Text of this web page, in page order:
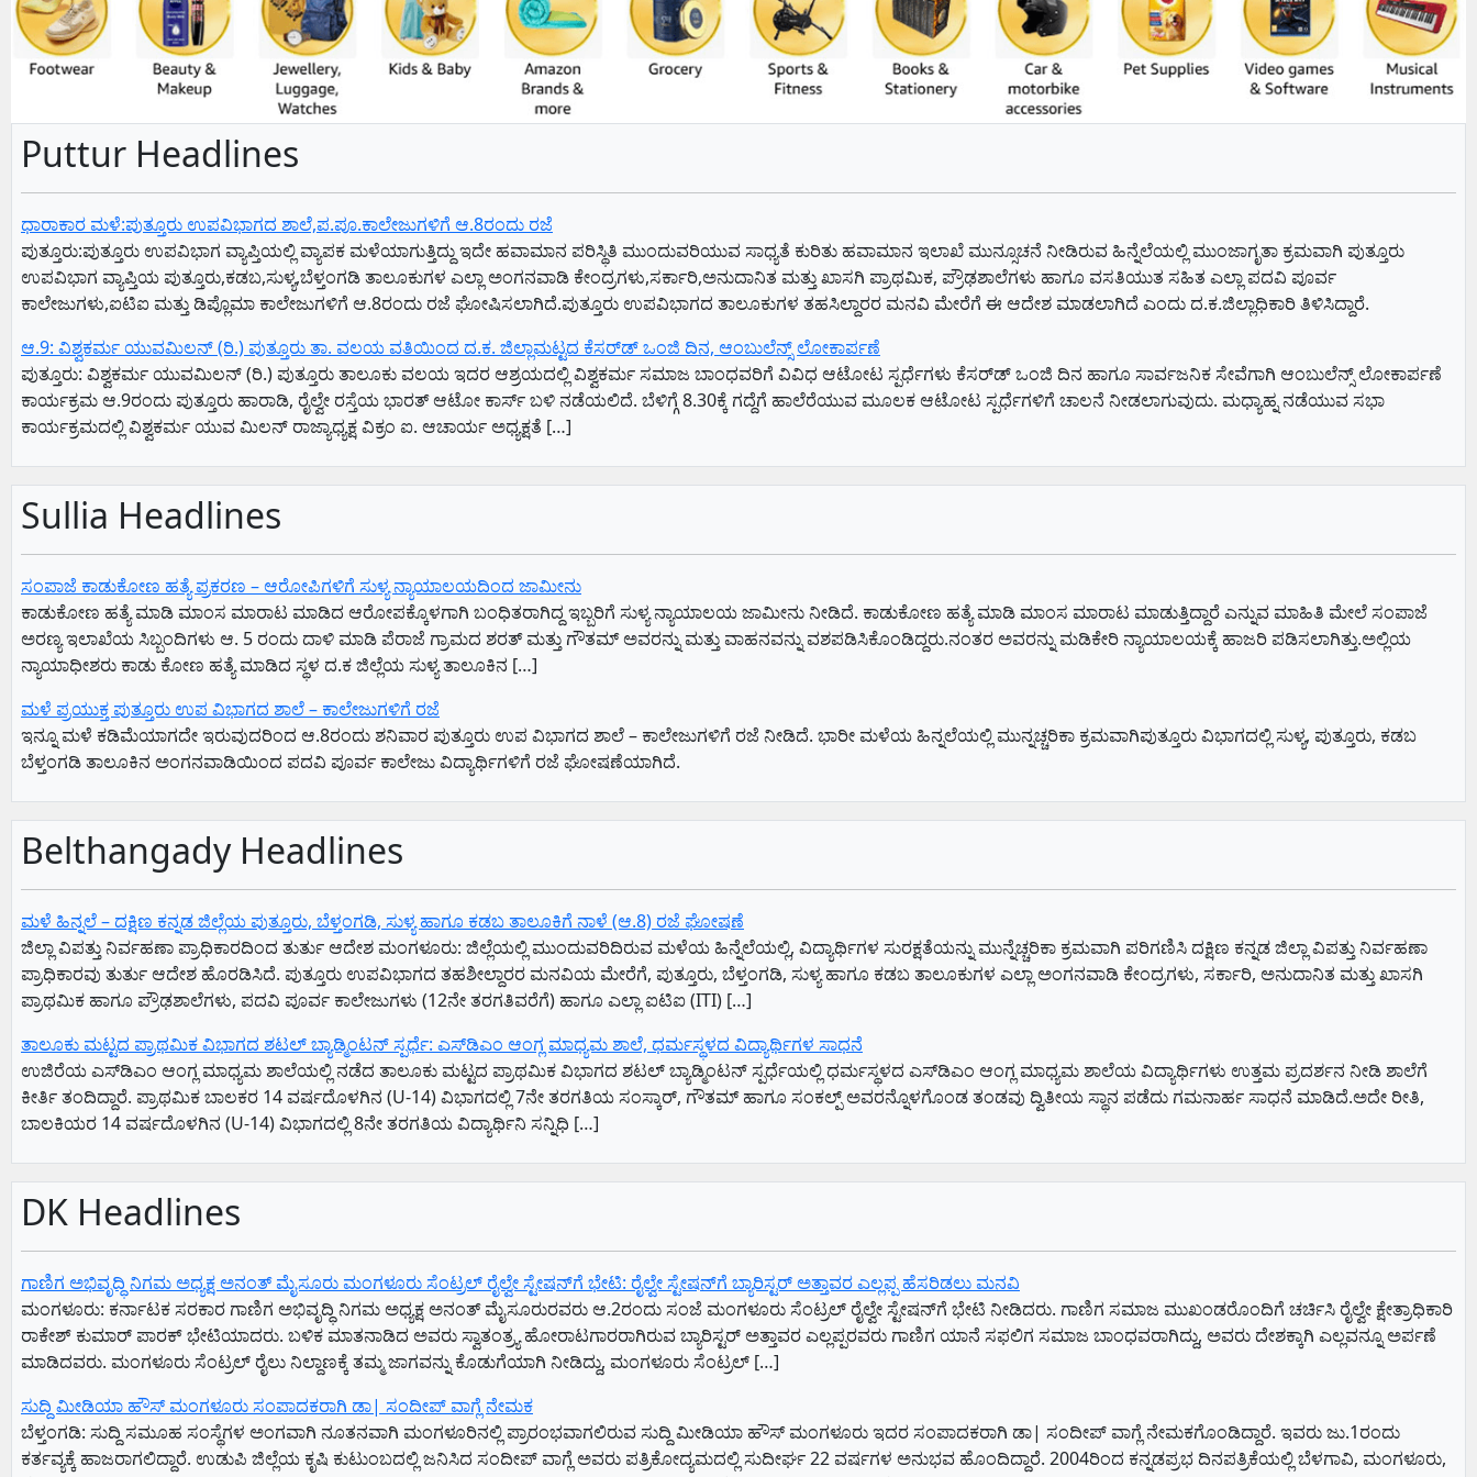
Puttur Headlines
ಧಾರಾಕಾರ ಮಳೆ:ಪುತ್ತೂರು ಉಪವಿಭಾಗದ ಶಾಲೆ,ಪ.ಪೂ.ಕಾಲೇಜುಗಳಿಗೆ ಆ.8ರಂದು ರಜೆ
ಪುತ್ತೂರು:ಪುತ್ತೂರು ಉಪವಿಭಾಗ ವ್ಯಾಪ್ತಿಯಲ್ಲಿ ವ್ಯಾಪಕ ಮಳೆಯಾಗುತ್ತಿದ್ದು ಇದೇ ಹವಾಮಾನ ಪರಿಸ್ಥಿತಿ ಮುಂದುವರಿಯುವ ಸಾಧ್ಯತೆ ಕುರಿತು ಹವಾಮಾನ ಇಲಾಖೆ ಮುನ್ಸೂಚನೆ ನೀಡಿರುವ ಹಿನ್ನೆಲೆಯಲ್ಲಿ ಮುಂಜಾಗೃತಾ ಕ್ರಮವಾಗಿ ಪುತ್ತೂರು
ಉಪವಿಭಾಗ ವ್ಯಾಪ್ತಿಯ ಪುತ್ತೂರು,ಕಡಬ,ಸುಳ್ಯ,ಬೆಳ್ತಂಗಡಿ ತಾಲೂಕುಗಳ ಎಲ್ಲಾ ಅಂಗನವಾಡಿ ಕೇಂದ್ರಗಳು,ಸರ್ಕಾರಿ,ಅನುದಾನಿತ ಮತ್ತು ಖಾಸಗಿ ಪ್ರಾಥಮಿಕ, ಪ್ರೌಢಶಾಲೆಗಳು ಹಾಗೂ ವಸತಿಯುತ ಸಹಿತ ಎಲ್ಲಾ ಪದವಿ ಪೂರ್ವ
ಕಾಲೇಜುಗಳು,ಐಟಿಐ ಮತ್ತು ಡಿಪ್ಲೊಮಾ ಕಾಲೇಜುಗಳಿಗೆ ಆ.8ರಂದು ರಜೆ ಘೋಷಿಸಲಾಗಿದೆ.ಪುತ್ತೂರು ಉಪವಿಭಾಗದ ತಾಲೂಕುಗಳ ತಹಸಿಲ್ದಾರರ ಮನವಿ ಮೇರೆಗೆ ಈ ಆದೇಶ ಮಾಡಲಾಗಿದೆ ಎಂದು ದ.ಕ.ಜಿಲ್ಲಾಧಿಕಾರಿ ತಿಳಿಸಿದ್ದಾರೆ.
ಆ.9: ವಿಶ್ವಕರ್ಮ ಯುವಮಿಲನ್‌ (ರಿ.) ಪುತ್ತೂರು ತಾ. ವಲಯ ವತಿಯಿಂದ ದ.ಕ. ಜಿಲ್ಲಾಮಟ್ಟದ ಕೆಸರ್‌ಡ್‌ ಒಂಜಿ ದಿನ, ಆಂಬುಲೆನ್ಸ್‌ ಲೋಕಾರ್ಪಣೆ
ಪುತ್ತೂರು: ವಿಶ್ವಕರ್ಮ ಯುವಮಿಲನ್‌ (ರಿ.) ಪುತ್ತೂರು ತಾಲೂಕು ವಲಯ ಇದರ ಆಶ್ರಯದಲ್ಲಿ ವಿಶ್ವಕರ್ಮ ಸಮಾಜ ಬಾಂಧವರಿಗೆ ವಿವಿಧ ಆಟೋಟ ಸ್ಪರ್ಧೆಗಳು ಕೆಸರ್‌ಡ್‌ ಒಂಜಿ ದಿನ ಹಾಗೂ ಸಾರ್ವಜನಿಕ ಸೇವೆಗಾಗಿ ಆಂಬುಲೆನ್ಸ್‌ ಲೋಕಾರ್ಪಣೆ
ಕಾರ್ಯಕ್ರಮ ಆ.9ರಂದು ಪುತ್ತೂರು ಹಾರಾಡಿ, ರೈಲ್ವೇ ರಸ್ತೆಯ ಭಾರತ್‌ ಆಟೋ ಕಾರ್ಸ್‌ ಬಳಿ ನಡೆಯಲಿದೆ. ಬೆಳಿಗ್ಗೆ 8.30ಕ್ಕೆ ಗದ್ದೆಗೆ ಹಾಲೆರೆಯುವ ಮೂಲಕ ಆಟೋಟ ಸ್ಪರ್ಧೆಗಳಿಗೆ ಚಾಲನೆ ನೀಡಲಾಗುವುದು. ಮಧ್ಯಾಹ್ನ ನಡೆಯುವ ಸಭಾ
ಕಾರ್ಯಕ್ರಮದಲ್ಲಿ ವಿಶ್ವಕರ್ಮ ಯುವ ಮಿಲನ್‌ ರಾಜ್ಯಾಧ್ಯಕ್ಷ ವಿಕ್ರಂ ಐ. ಆಚಾರ್ಯ ಅಧ್ಯಕ್ಷತೆ […]
Sullia Headlines
ಸಂಪಾಜೆ ಕಾಡುಕೋಣ ಹತ್ಯೆ ಪ್ರಕರಣ – ಆರೋಪಿಗಳಿಗೆ ಸುಳ್ಯ ನ್ಯಾಯಾಲಯದಿಂದ ಜಾಮೀನು
ಕಾಡುಕೋಣ ಹತ್ಯೆ ಮಾಡಿ ಮಾಂಸ ಮಾರಾಟ ಮಾಡಿದ ಆರೋಪಕ್ಕೊಳಗಾಗಿ ಬಂಧಿತರಾಗಿದ್ದ ಇಬ್ಬರಿಗೆ ಸುಳ್ಯ ನ್ಯಾಯಾಲಯ ಜಾಮೀನು ನೀಡಿದೆ. ಕಾಡುಕೋಣ ಹತ್ಯೆ ಮಾಡಿ ಮಾಂಸ ಮಾರಾಟ ಮಾಡುತ್ತಿದ್ದಾರೆ ಎನ್ನುವ ಮಾಹಿತಿ ಮೇಲೆ ಸಂಪಾಜೆ
ಅರಣ್ಯ ಇಲಾಖೆಯ ಸಿಬ್ಬಂದಿಗಳು ಆ. 5 ರಂದು ದಾಳಿ ಮಾಡಿ ಪೆರಾಜೆ ಗ್ರಾಮದ ಶರತ್ ಮತ್ತು ಗೌತಮ್ ಅವರನ್ನು ಮತ್ತು ವಾಹನವನ್ನು ವಶಪಡಿಸಿಕೊಂಡಿದ್ದರು.ನಂತರ ಅವರನ್ನು ಮಡಿಕೇರಿ ನ್ಯಾಯಾಲಯಕ್ಕೆ ಹಾಜರಿ ಪಡಿಸಲಾಗಿತ್ತು.ಅಲ್ಲಿಯ
ನ್ಯಾಯಾಧೀಶರು ಕಾಡು ಕೋಣ ಹತ್ಯೆ ಮಾಡಿದ ಸ್ಥಳ ದ.ಕ ಜಿಲ್ಲೆಯ ಸುಳ್ಯ ತಾಲೂಕಿನ […]
ಮಳೆ ಪ್ರಯುಕ್ತ ಪುತ್ತೂರು ಉಪ ವಿಭಾಗದ ಶಾಲೆ – ಕಾಲೇಜುಗಳಿಗೆ ರಜೆ
ಇನ್ನೂ ಮಳೆ ಕಡಿಮೆಯಾಗದೇ ಇರುವುದರಿಂದ ಆ.8ರಂದು ಶನಿವಾರ ಪುತ್ತೂರು ಉಪ ವಿಭಾಗದ ಶಾಲೆ – ಕಾಲೇಜುಗಳಿಗೆ ರಜೆ ನೀಡಿದೆ. ಭಾರೀ ಮಳೆಯ ಹಿನ್ನಲೆಯಲ್ಲಿ ಮುನ್ನಚ್ಚರಿಕಾ ಕ್ರಮವಾಗಿಪುತ್ತೂರು ವಿಭಾಗದಲ್ಲಿ ಸುಳ್ಯ, ಪುತ್ತೂರು, ಕಡಬ
ಬೆಳ್ತಂಗಡಿ ತಾಲೂಕಿನ ಅಂಗನವಾಡಿಯಿಂದ ಪದವಿ ಪೂರ್ವ ಕಾಲೇಜು ವಿದ್ಯಾರ್ಥಿಗಳಿಗೆ ರಜೆ ಘೋಷಣೆಯಾಗಿದೆ.
Belthangady Headlines
ಮಳೆ ಹಿನ್ನಲೆ – ದಕ್ಷಿಣ ಕನ್ನಡ ಜಿಲ್ಲೆಯ ಪುತ್ತೂರು, ಬೆಳ್ತಂಗಡಿ, ಸುಳ್ಯ ಹಾಗೂ ಕಡಬ ತಾಲೂಕಿಗೆ ನಾಳೆ (ಆ.8) ರಜೆ ಘೋಷಣೆ
ಜಿಲ್ಲಾ ವಿಪತ್ತು ನಿರ್ವಹಣಾ ಪ್ರಾಧಿಕಾರದಿಂದ ತುರ್ತು ಆದೇಶ ​ಮಂಗಳೂರು: ಜಿಲ್ಲೆಯಲ್ಲಿ ಮುಂದುವರಿದಿರುವ ಮಳೆಯ ಹಿನ್ನೆಲೆಯಲ್ಲಿ, ವಿದ್ಯಾರ್ಥಿಗಳ ಸುರಕ್ಷತೆಯನ್ನು ಮುನ್ನೆಚ್ಚರಿಕಾ ಕ್ರಮವಾಗಿ ಪರಿಗಣಿಸಿ ದಕ್ಷಿಣ ಕನ್ನಡ ಜಿಲ್ಲಾ ವಿಪತ್ತು ನಿರ್ವಹಣಾ
ಪ್ರಾಧಿಕಾರವು ತುರ್ತು ಆದೇಶ ಹೊರಡಿಸಿದೆ. ​ಪುತ್ತೂರು ಉಪವಿಭಾಗದ ತಹಶೀಲ್ದಾರರ ಮನವಿಯ ಮೇರೆಗೆ, ಪುತ್ತೂರು, ಬೆಳ್ತಂಗಡಿ, ಸುಳ್ಯ ಹಾಗೂ ಕಡಬ ತಾಲೂಕುಗಳ ಎಲ್ಲಾ ಅಂಗನವಾಡಿ ಕೇಂದ್ರಗಳು, ಸರ್ಕಾರಿ, ಅನುದಾನಿತ ಮತ್ತು ಖಾಸಗಿ
ಪ್ರಾಥಮಿಕ ಹಾಗೂ ಪ್ರೌಢಶಾಲೆಗಳು, ಪದವಿ ಪೂರ್ವ ಕಾಲೇಜುಗಳು (12ನೇ ತರಗತಿವರೆಗೆ) ಹಾಗೂ ಎಲ್ಲಾ ಐಟಿಐ (ITI) […]
ತಾಲೂಕು ಮಟ್ಟದ ಪ್ರಾಥಮಿಕ ವಿಭಾಗದ ಶಟಲ್ ಬ್ಯಾಡ್ಮಿಂಟನ್ ಸ್ಪರ್ಧೆ: ಎಸ್‌ಡಿಎಂ ಆಂಗ್ಲ ಮಾಧ್ಯಮ ಶಾಲೆ, ಧರ್ಮಸ್ಥಳದ ವಿದ್ಯಾರ್ಥಿಗಳ ಸಾಧನೆ
ಉಜಿರೆಯ ಎಸ್‌ಡಿಎಂ ಆಂಗ್ಲ ಮಾಧ್ಯಮ ಶಾಲೆಯಲ್ಲಿ ನಡೆದ ತಾಲೂಕು ಮಟ್ಟದ ಪ್ರಾಥಮಿಕ ವಿಭಾಗದ ಶಟಲ್ ಬ್ಯಾಡ್ಮಿಂಟನ್ ಸ್ಪರ್ಧೆಯಲ್ಲಿ ಧರ್ಮಸ್ಥಳದ ಎಸ್‌ಡಿಎಂ ಆಂಗ್ಲ ಮಾಧ್ಯಮ ಶಾಲೆಯ ವಿದ್ಯಾರ್ಥಿಗಳು ಉತ್ತಮ ಪ್ರದರ್ಶನ ನೀಡಿ ಶಾಲೆಗೆ
ಕೀರ್ತಿ ತಂದಿದ್ದಾರೆ. ಪ್ರಾಥಮಿಕ ಬಾಲಕರ 14 ವರ್ಷದೊಳಗಿನ (U-14) ವಿಭಾಗದಲ್ಲಿ 7ನೇ ತರಗತಿಯ ಸಂಸ್ಕಾರ್, ಗೌತಮ್ ಹಾಗೂ ಸಂಕಲ್ಪ್ ಅವರನ್ನೊಳಗೊಂಡ ತಂಡವು ದ್ವಿತೀಯ ಸ್ಥಾನ ಪಡೆದು ಗಮನಾರ್ಹ ಸಾಧನೆ ಮಾಡಿದೆ.ಅದೇ ರೀತಿ,
ಬಾಲಕಿಯರ 14 ವರ್ಷದೊಳಗಿನ (U-14) ವಿಭಾಗದಲ್ಲಿ 8ನೇ ತರಗತಿಯ ವಿದ್ಯಾರ್ಥಿನಿ ಸನ್ನಿಧಿ […]
DK Headlines
ಗಾಣಿಗ ಅಭಿವೃದ್ಧಿ ನಿಗಮ ಅಧ್ಯಕ್ಷ‌ ಅನಂತ್‌ ಮೈಸೂರು ಮಂಗಳೂರು ಸೆಂಟ್ರಲ್‌ ರೈಲ್ವೇ ಸ್ಟೇಷನ್‌ಗೆ ಭೇಟಿ: ರೈಲ್ವೇ ಸ್ಟೇಷನ್‌ಗೆ ಬ್ಯಾರಿಸ್ಟರ್‌ ಅತ್ತಾವರ ಎಲ್ಲಪ್ಪ ಹೆಸರಿಡಲು ಮನವಿ
ಮಂಗಳೂರು: ಕರ್ನಾಟಕ ಸರಕಾರ ಗಾಣಿಗ ಅಭಿವೃದ್ಧಿ ನಿಗಮ ಅಧ್ಯಕ್ಷ‌ ಅನಂತ್‌ ಮೈಸೂರುರವರು ಆ.2ರಂದು ಸಂಜೆ ಮಂಗಳೂರು ಸೆಂಟ್ರಲ್‌ ರೈಲ್ವೇ ಸ್ಟೇಷನ್‌ಗೆ ಭೇಟಿ ನೀಡಿದರು. ಗಾಣಿಗ ಸಮಾಜ ಮುಖಂಡರೊಂದಿಗೆ ಚರ್ಚಿಸಿ ರೈಲ್ವೇ ಕ್ಷೇತ್ರಾಧಿಕಾರಿ
ರಾಕೇಶ್‌ ಕುಮಾರ್‌ ಪಾರಕ್‌ ಭೇಟಿಯಾದರು. ಬಳಿಕ ಮಾತನಾಡಿದ ಅವರು ಸ್ವಾತಂತ್ರ್ಯ ಹೋರಾಟಗಾರರಾಗಿರುವ ಬ್ಯಾರಿಸ್ಟರ್‌ ಅತ್ತಾವರ ಎಲ್ಲಪ್ಪರವರು ಗಾಣಿಗ ಯಾನೆ ಸಫಲಿಗ ಸಮಾಜ ಬಾಂಧವರಾಗಿದ್ದು, ಅವರು ದೇಶಕ್ಕಾಗಿ ಎಲ್ಲವನ್ನೂ ಅರ್ಪಣೆ
ಮಾಡಿದವರು. ಮಂಗಳೂರು ಸೆಂಟ್ರಲ್‌ ರೈಲು ನಿಲ್ದಾಣಕ್ಕೆ ತಮ್ಮ ಜಾಗವನ್ನು ಕೊಡುಗೆಯಾಗಿ ನೀಡಿದ್ದು, ಮಂಗಳೂರು ಸೆಂಟ್ರಲ್‌ […]
ಸುದ್ದಿ ಮೀಡಿಯಾ ಹೌಸ್ ಮಂಗಳೂರು ಸಂಪಾದಕರಾಗಿ ಡಾ| ಸಂದೀಪ್ ವಾಗ್ಲೆ ನೇಮಕ
ಬೆಳ್ತಂಗಡಿ: ಸುದ್ದಿ ಸಮೂಹ ಸಂಸ್ಥೆಗಳ ಅಂಗವಾಗಿ ನೂತನವಾಗಿ ಮಂಗಳೂರಿನಲ್ಲಿ ಪ್ರಾರಂಭವಾಗಲಿರುವ ಸುದ್ದಿ ಮೀಡಿಯಾ ಹೌಸ್ ಮಂಗಳೂರು ಇದರ ಸಂಪಾದಕರಾಗಿ ಡಾ| ಸಂದೀಪ್ ವಾಗ್ಲೆ ನೇಮಕಗೊಂಡಿದ್ದಾರೆ. ಇವರು ಜು.1ರಂದು
ಕರ್ತವ್ಯಕ್ಕೆ ಹಾಜರಾಗಲಿದ್ದಾರೆ. ಉಡುಪಿ ಜಿಲ್ಲೆಯ ಕೃಷಿ ಕುಟುಂಬದಲ್ಲಿ ಜನಿಸಿದ ಸಂದೀಪ್ ವಾಗ್ಲೆ ಅವರು ಪತ್ರಿಕೋದ್ಯಮದಲ್ಲಿ ಸುದೀರ್ಘ 22 ವರ್ಷಗಳ ಅನುಭವ ಹೊಂದಿದ್ದಾರೆ. 2004ರಿಂದ ಕನ್ನಡಪ್ರಭ ದಿನಪತ್ರಿಕೆಯಲ್ಲಿ ಬೆಳಗಾವಿ, ಮಂಗಳೂರು,